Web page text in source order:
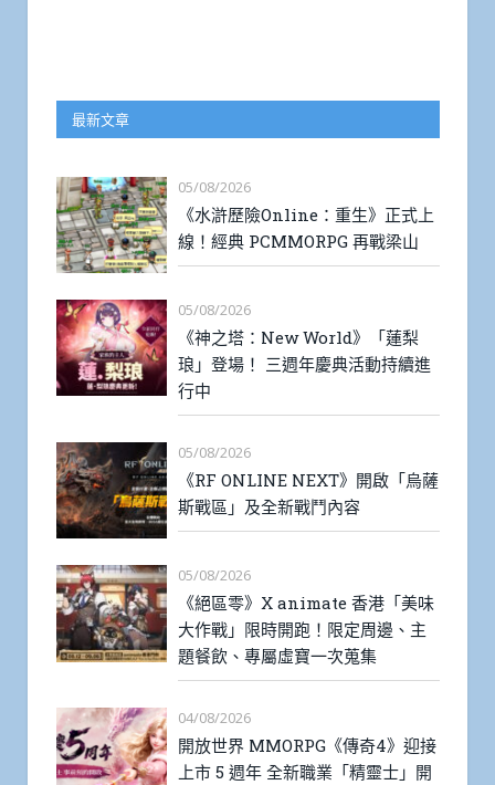
最新文章
05/08/2026
《水滸歷險Online：重生》正式上
線！經典 PCMMORPG 再戰梁山
05/08/2026
《神之塔：New World》「蓮梨
琅」登場！ 三週年慶典活動持續進
行中
05/08/2026
《RF ONLINE NEXT》開啟「烏薩
斯戰區」及全新戰鬥內容
05/08/2026
《絕區零》X animate 香港「美味
大作戰」限時開跑！限定周邊、主
題餐飲、專屬虛寶一次蒐集
04/08/2026
開放世界 MMORPG《傳奇4》迎接
上市 5 週年 全新職業「精靈士」開